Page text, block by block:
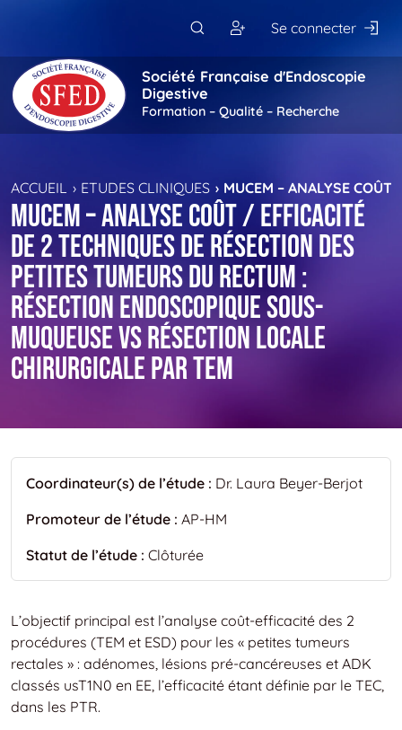
Se connecter
Société Française d'Endoscopie
Digestive
Formation – Qualité – Recherche
ACCUEIL ETUDES CLINIQUES MUCEM – ANALYSE COÛT
MUCEM – Analyse coût / efficacité
de 2 techniques de résection des
petites tumeurs du rectum :
résection endoscopique sous-
Muqueuse vs résection locale
Chirurgicale par TEM
Coordinateur(s) de l’étude : Dr. Laura Beyer-Berjot
Promoteur de l’étude : AP-HM
Statut de l’étude : Clôturée
L’objectif principal est l’analyse coût-efficacité des 2
procédures (TEM et ESD) pour les « petites tumeurs
rectales » : adénomes, lésions pré-cancéreuses et ADK
classés usT1N0 en EE, l’efficacité étant définie par le TEC,
dans les PTR.